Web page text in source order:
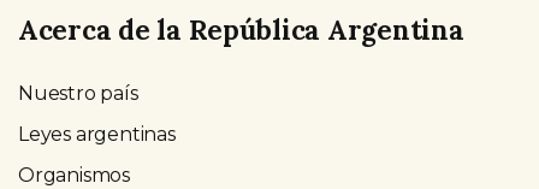
Acerca de la República Argentina
Nuestro país
Leyes argentinas
Organismos